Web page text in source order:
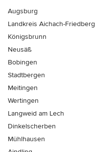
Augsburg
Landkreis Aichach-Friedberg
Königsbrunn
Neusäß
Bobingen
Stadtbergen
Meitingen
Wertingen
Langweid am Lech
Dinkelscherben
Mühlhausen